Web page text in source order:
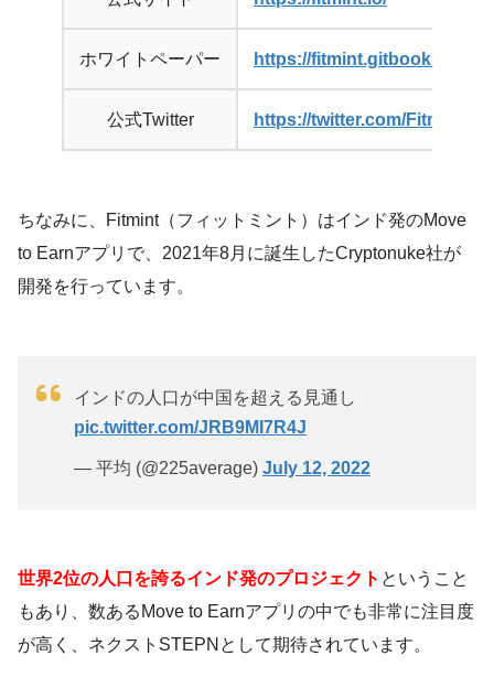
ホワイトペーパー https://fitmint.gitbook.io/
公式Twitter https://twitter.com/
ちなみに、Fitmint（フィットミント）はインド発のMove
to Earnアプリで、2021年8月に誕生したCryptonuke社が
開発を行っています。
インドの人口が中国を超える見通し
pic.twitter.com/JRB9MI7R4J
— 平均 (@225average) July 12, 2022
世界2位の人口を誇るインド発のプロジェクト ということ
もあり、数あるMove to Earnアプリの中でも非常に注目度
が高く、ネクストSTEPNとして期待されています。